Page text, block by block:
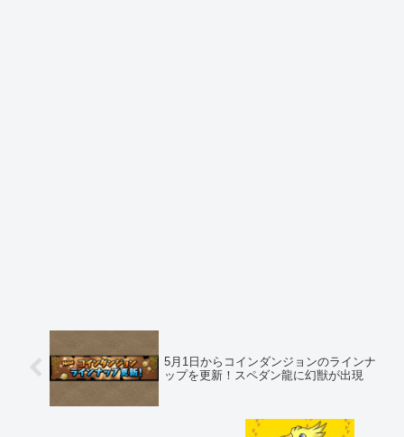
5月1日からコインダンジョンのラインナ
ップを更新！スペダン龍に幻獣が出現